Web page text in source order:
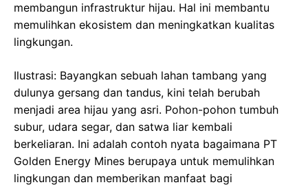
membangun infrastruktur hijau. Hal ini membantu
memulihkan ekosistem dan meningkatkan kualitas
lingkungan.
Ilustrasi: Bayangkan sebuah lahan tambang yang
dulunya gersang dan tandus, kini telah berubah
menjadi area hijau yang asri. Pohon-pohon tumbuh
subur, udara segar, dan satwa liar kembali
berkeliaran. Ini adalah contoh nyata bagaimana PT
Golden Energy Mines berupaya untuk memulihkan
lingkungan dan memberikan manfaat bagi